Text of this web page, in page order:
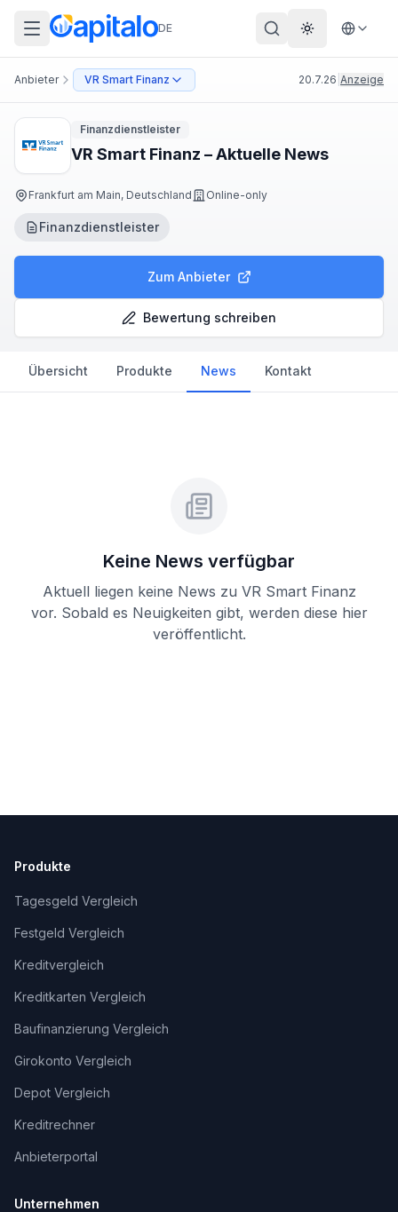
DE Theme
Anbieter VR Smart Finanz 20.7.26 Anzeige
Finanzdienstleister
VR Smart Finanz – Aktuelle News
Frankfurt am Main, Deutschland Online-only
Finanzdienstleister
Zum Anbieter
Bewertung schreiben
Übersicht Produkte News Kontakt
Keine News verfügbar
Aktuell liegen keine News zu VR Smart Finanz
vor. Sobald es Neuigkeiten gibt, werden diese hier
veröffentlicht.
Produkte
Tagesgeld Vergleich
Festgeld Vergleich
Kreditvergleich
Kreditkarten Vergleich
Baufinanzierung Vergleich
Girokonto Vergleich
Depot Vergleich
Kreditrechner
Anbieterportal
Unternehmen